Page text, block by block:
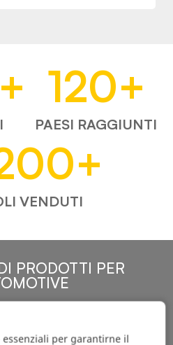
+ 120+
PAESI RAGGIUNTI
+
VENDUTI
PRODOTTI PER
per garantirne il